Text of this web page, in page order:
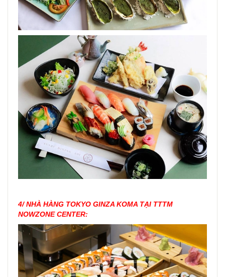
4/ NHÀ HÀNG TOKYO GINZA KOMA TẠI TTTM
NOWZONE CENTER: